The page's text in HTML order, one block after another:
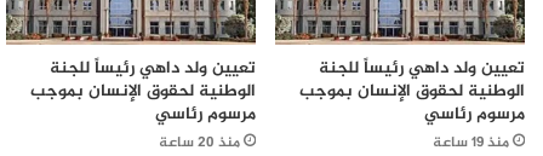
تعيين ولد داهي رئيساً للجنة
الوطنية لحقوق الإنسان بموجب
مرسوم رئاسي
منذ 19 ساعة
تعيين ولد داهي رئيساً للجنة
الوطنية لحقوق الإنسان بموجب
مرسوم رئاسي
منذ 20 ساعة